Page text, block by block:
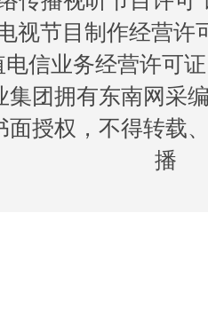
视节目制作经营许
电信业务经营许可
集团拥有东南网采
面授权，不得转载
播